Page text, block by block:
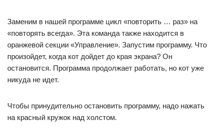
Заменим в нашей программе цикл «повторить … раз» на
«повторять всегда». Эта команда также находится в
оранжевой секции «Управление». Запустим программу. Что
произойдет, когда кот дойдет до края экрана? Он
остановится. Программа продолжает работать, но кот уже
никуда не идет.
Чтобы принудительно остановить программу, надо нажать
на красный кружок над холстом.